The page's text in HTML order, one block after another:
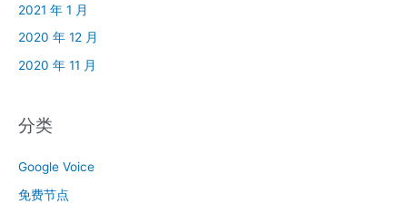
2021 年 1 月
2020 年 12 月
2020 年 11 月
分类
Google Voice
免费节点